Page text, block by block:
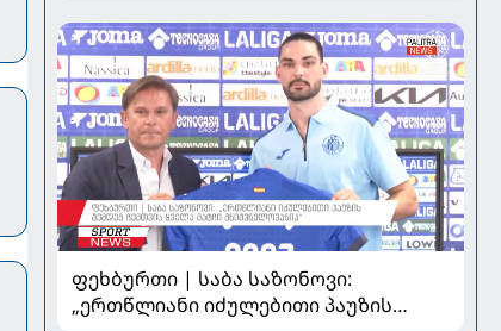
ფეხბურთი | საბა საზონოვი:
„ერთწლიანი იძულებითი პაუზის